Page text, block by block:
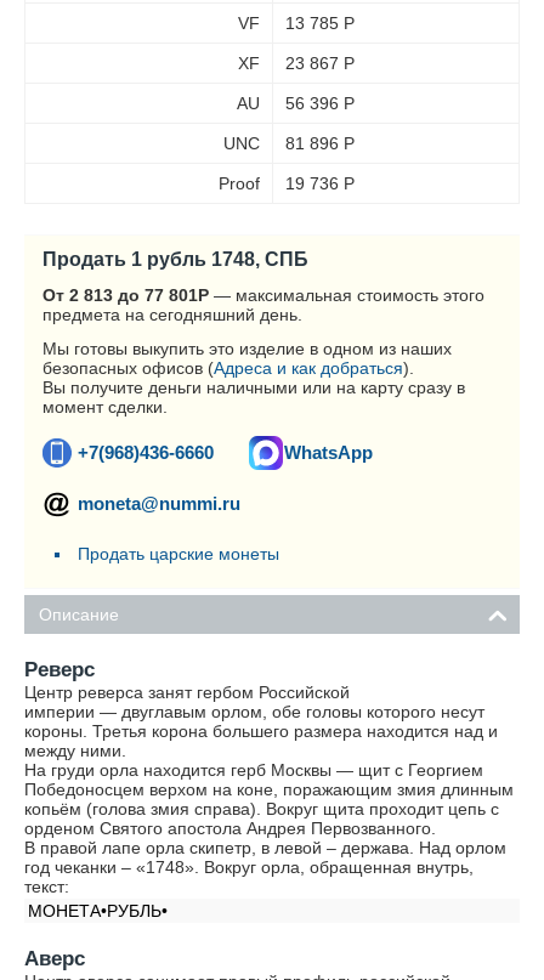
VF 13 785 Р
XF 23 867 Р
AU 56 396 Р
UNC 81 896 Р
Proof 19 736 Р
Продать 1 рубль 1748, СПБ
От 2 813 до 77 801Р — максимальная стоимость этого
предмета на сегодняшний день.
Мы готовы выкупить это изделие в одном из наших
безопасных офисов (Адреса и как добраться).
Вы получите деньги наличными или на карту сразу в
момент сделки.
+7(968)436-6660 WhatsApp
moneta@nummi.ru
Продать царские монеты
Описание
Реверс
Центр реверса занят гербом Российской
империи — двуглавым орлом, обе головы которого несут
короны. Третья корона большего размера находится над и
между ними.
На груди орла находится герб Москвы — щит с Георгием
Победоносцем верхом на коне, поражающим змия длинным
копьём (голова змия справа). Вокруг щита проходит цепь с
орденом Святого апостола Андрея Первозванного.
В правой лапе орла скипетр, в левой – держава. Над орлом
год чеканки – «1748». Вокруг орла, обращенная внутрь,
текст:
МОНЕТА•РУБЛЬ•
Аверс